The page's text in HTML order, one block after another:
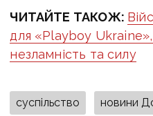
ЧИТАЙТЕ ТАКОЖ:
для «Playboy
незламність та силу
суспільство новини